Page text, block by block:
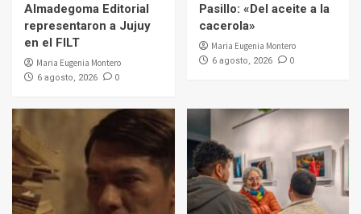
Almadegoma Editorial
representaron a Jujuy
en el FILT
Maria Eugenia Montero
6 agosto, 2026 0
Pasillo: «Del aceite a la
cacerola»
Maria Eugenia Montero
6 agosto, 2026 0